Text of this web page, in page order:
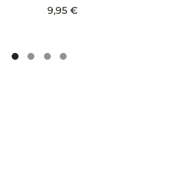
9,95 €